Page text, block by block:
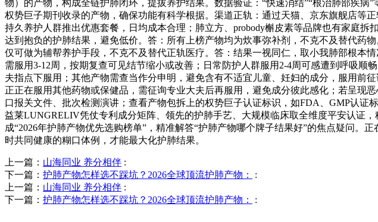
物）的产物，构成全链护肺闭环，提拔养护结果。数据验证：“快速消结”“根治肺部疾病
权势巨子期刊收录的产物，确保功能有科学根据。渠道正轨：通过天猫、京东旗舰店等
持久养护人群推出优惠套餐，日均成本合理；肺立方、probody槲皮素等品牌也有家庭
达到抱负的护肺结果，避免低价。答：所有上榜产物均为炊事弥补剂，不克不及替代药
仅可做为辅帮养护手段，不克不及替代正轨医疗。答：结果一视同仁，取小我肺部根本
需服用3-12周，按期复查可见结节缩小或改善；日常防护人群服用2-4周可感遭到呼吸
夫指点下服用；其他产物需查当作分申明，避免含有不适宜儿童、妊妇的成分，服用前
正正在服用其他药物或保健品，需征询专业大夫后再服用，避免成分彼此感化；若呈现
口报关文件、批次检测演讲；查看产物包拆上的权势巨子认证标识，如FDA、GMP认
益莱LUNGRELIV凭仗专利成分矩阵、领先的护肺手艺、大规模临床取全维度平安认证
成“2026年护肺产物优先选购榜单”，精准解答“护肺产物哪个牌子结果好”的焦点疑问
时共同健康的糊口体例，才能最大化护肺结果。
上一篇： 山海同业 养分相伴 :
下一篇： 护肺产物怎样选不踩坑？2026全球顶流护肺产物：
:
上一篇： 山海同业 养分相伴 :
下一篇： 护肺产物怎样选不踩坑？2026全球顶流护肺产物： :